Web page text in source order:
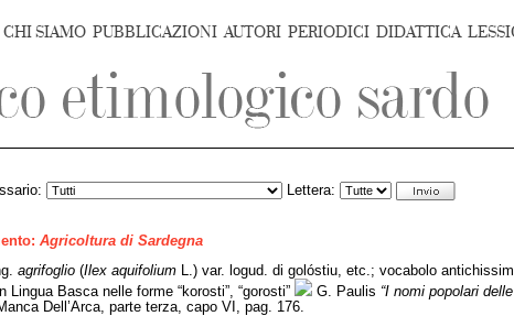
CHI SIAMO PUBBLICAZIONI AUTORI PERIODICI DIDATTICA
Lettera:
Agricoltura di Sardegna
agrifoglio (Ilex aquifolium L.) var. logud. di golóstiu, etc.; vocabolo
Lingua Basca nelle forme “korosti”, “gorosti”
G. Paulis “I nomi popolari
Dell’Arca, parte terza, capo VI, pag. 176.